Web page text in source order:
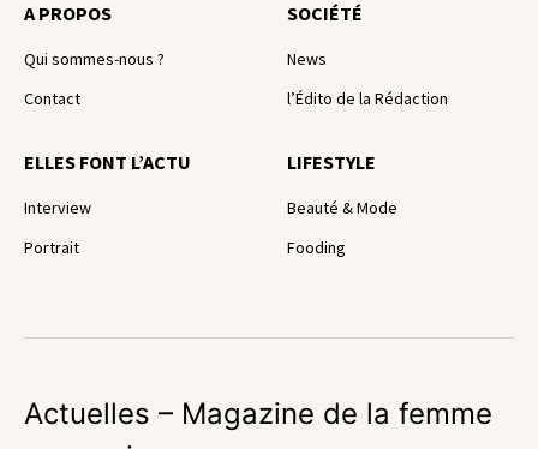
A PROPOS
Qui sommes-nous ?
Contact
SOCIÉTÉ
News
l’Édito de la Rédaction
ELLES FONT L’ACTU
Interview
Portrait
LIFESTYLE
Beauté & Mode
Fooding
Actuelles – Magazine de la femme